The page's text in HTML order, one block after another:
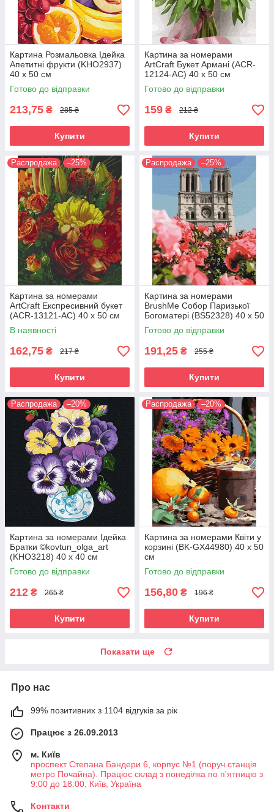
Картина Розмальовка Ідейка
Апетитні фрукти (KHO2937)
40 х 50 см
Готово до відправки
213,75 ₴ 285 ₴
Купити
Картина за номерами
ArtCraft Букет Армані (ACR-
12124-AC) 40 х 50 см
Готово до відправки
159 ₴ 212 ₴
Купити
Распродажа –25%
Картина за номерами
ArtCraft Експресивний букет
(ACR-13121-AC) 40 х 50 см
В наявності
162,75 ₴ 217 ₴
Купити
Распродажа –25%
Картина за номерами
BrushMe Собор Паризької
Богоматері (BS52328) 40 х 50
см
Готово до відправки
191,25 ₴ 255 ₴
Купити
Распродажа –20%
Картина за номерами Ідейка
Братки ©kovtun_olga_art
(KHO3218) 40 х 40 см
Готово до відправки
212 ₴ 265 ₴
Купити
Распродажа –20%
Картина за номерами Квіти у
корзині (BK-GX44980) 40 х 50
см
Готово до відправки
156,80 ₴ 196 ₴
Купити
Показати ще
Про нас
99% позитивних з 1104 відгуків за рік
Працює з 26.09.2013
м. Київ
проспект Степана Бандери 6, корпус №1 (поруч станція
метро Почайна). Працює склад з понеділка по п'ятницю з
9:00 до 18:00, Київ, Україна
Контакти